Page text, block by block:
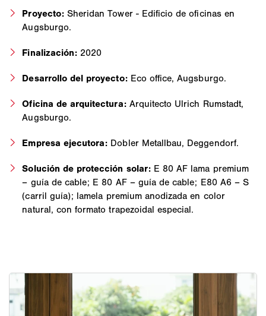
Proyecto: Sheridan Tower - Edificio de oficinas en
Augsburgo.
Finalización: 2020
Desarrollo del proyecto: Eco office, Augsburgo.
Oficina de arquitectura: Arquitecto Ulrich Rumstadt,
Augsburgo.
Empresa ejecutora: Dobler Metallbau, Deggendorf.
Solución de protección solar: E 80 AF lama premium
– guía de cable; E 80 AF – guía de cable; E80 A6 – S
(carril guía); lamela premium anodizada en color
natural, con formato trapezoidal especial.